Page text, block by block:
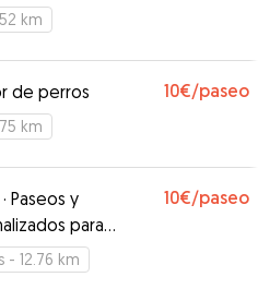
km
de perros 10€/paseo
km
· Paseos y
para
en
Primeros Auxilios,
10€/paseo
- 12.76 km